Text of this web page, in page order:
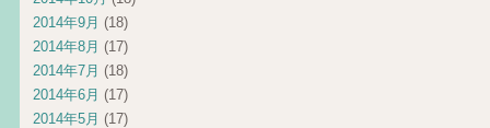
2014年9月 (18)
2014年8月 (17)
2014年7月 (18)
2014年6月 (17)
2014年5月 (17)